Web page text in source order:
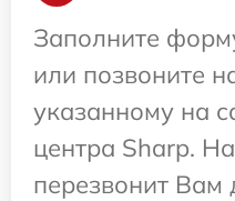
Заполните
или позвоните
указанному на
центра Sharp.
перезвонит Вам